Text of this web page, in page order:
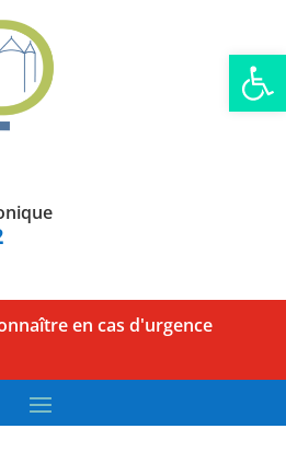
Ouvrir
en cas d'urgence